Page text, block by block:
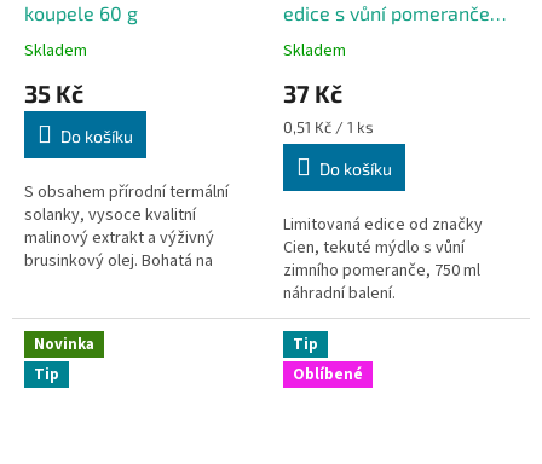
koupele 60 g
Skladem
35 Kč
Do košíku
S obsahem přírodní termální
solanky, vysoce kvalitní
malinový extrakt a výživný
brusinkový olej. Bohatá na
edice s vůní pomeranče
750 ml
Skladem
37 Kč
Měrná
cena:
0,51 Kč / 1 ks
Do košíku
Limitovaná edice od značky
Cien, tekuté mýdlo s vůní
zimního pomeranče, 750 ml
náhradní balení.
Novinka
Tip
Tip
Oblíbené